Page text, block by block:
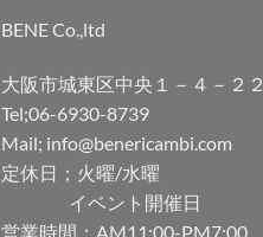
BENE Co.,ltd
大阪市城東区中央１－４－２２
Tel;06-6930-8739
Mail; info@benericambi.com
定休日；火曜/水曜
イベント開催日
営業時間；AM11:00-PM7:00